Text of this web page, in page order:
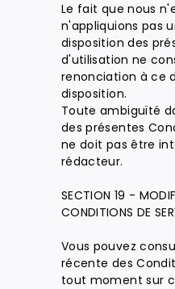
Le fait que nous
n'appliquions pas
disposition des
d'utilisation ne
renonciation à ce
disposition.
Toute ambiguïté
des présentes
ne doit pas être
rédacteur.
SECTION 19 -
CONDITIONS DE
Vous pouvez
récente des
tout moment sur